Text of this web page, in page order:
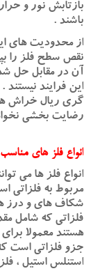
بازتابش نور و
باشند .
از محدودیت های
نقص سطح فلز را
آن در مقابل حل
این فرایند
گری ریال خراش
رضایت بخشی
انواع فلز های
انواع فلز ها می
مربوط به فلزاتی
شکاف های و درز
فلزاتی که شامل
هستند معمولا
جزو فلزاتی است
استنلس استیل ،